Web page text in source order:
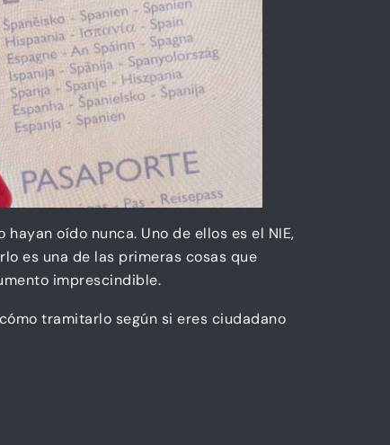
oído nunca. Uno de ellos es el NIE,
es una de las primeras cosas que
imprescindible.
tramitarlo según si eres ciudadano